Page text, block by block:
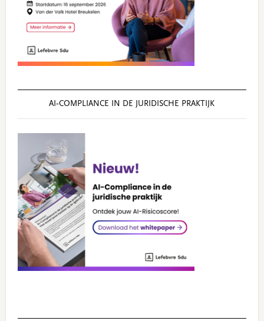
AI‑COMPLIANCE IN DE JURIDISCHE PRAKTIJK